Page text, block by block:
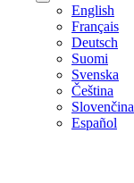
English
Français
Deutsch
Suomi
Svenska
Čeština
Slovenčina
Español